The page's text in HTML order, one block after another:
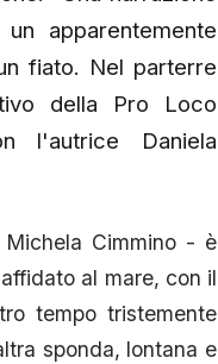
apparentemente
fiato. Nel parterre
della Pro Loco
l'autrice Daniela
Cimmino - è
al mare, con il
tempo tristemente
sponda, lontana e